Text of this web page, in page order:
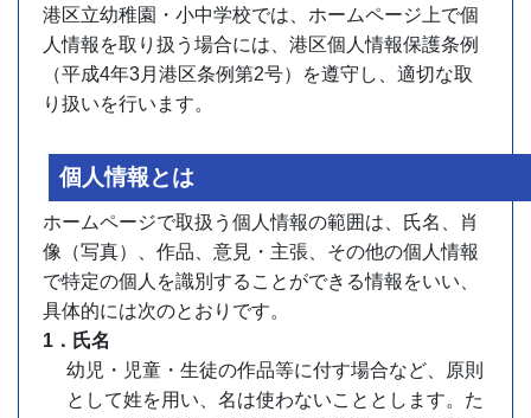
港区立幼稚園・小中学校では、ホームページ上で個
人情報を取り扱う場合には、港区個人情報保護条例
（平成4年3月港区条例第2号）を遵守し、適切な取
り扱いを行います。
個人情報とは
ホームページで取扱う個人情報の範囲は、氏名、肖
像（写真）、作品、意見・主張、その他の個人情報
で特定の個人を識別することができる情報をいい、
具体的には次のとおりです。
1．氏名
幼児・児童・生徒の作品等に付す場合など、原則
として姓を用い、名は使わないこととします。た